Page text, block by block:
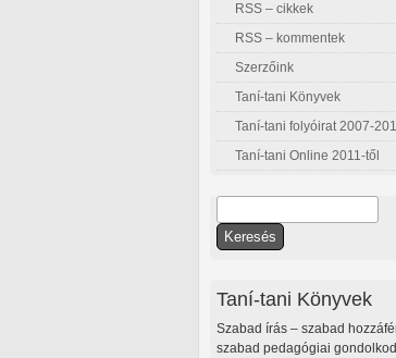
RSS – cikkek
RSS – kommentek
Szerzőink
Taní-tani Könyvek
Taní-tani folyóirat 2007-
Taní-tani Online 2011-től
Keresés űrlap
Taní-tani Könyvek
Szabad írás – szabad
szabad pedagógiai